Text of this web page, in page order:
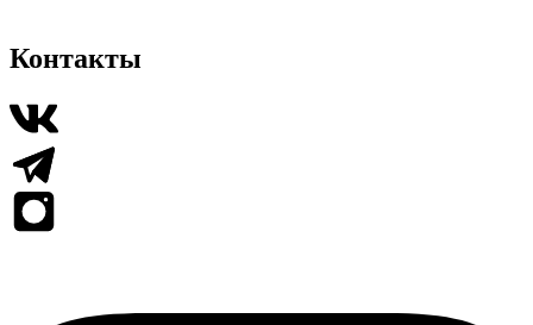
Контакты